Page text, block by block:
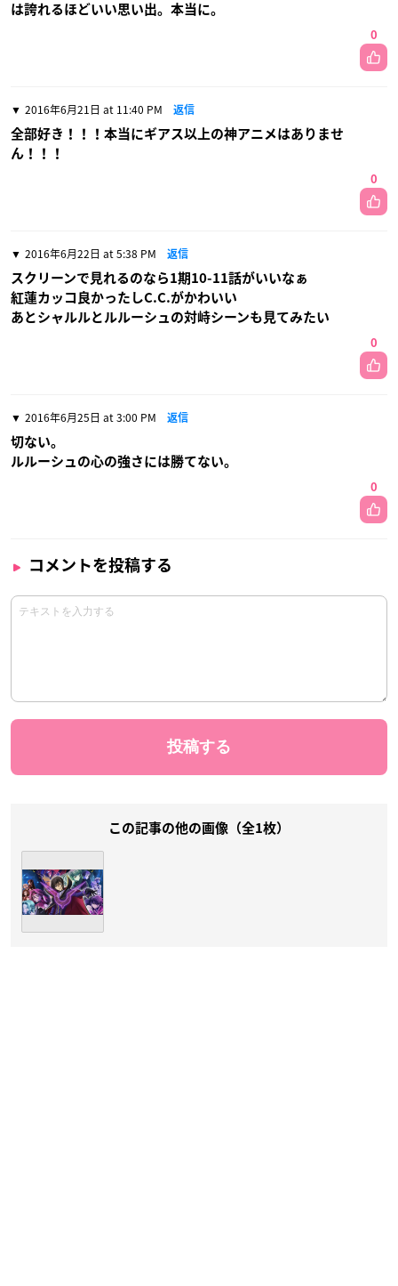
は誇れるほどいい思い出。本当に。
0
2016年6月21日 at 11:40 PM 返信
全部好き！！！本当にギアス以上の神アニメはありませ
ん！！！
0
2016年6月22日 at 5:38 PM 返信
スクリーンで見れるのなら1期10-11話がいいなぁ
紅蓮カッコ良かったしC.C.がかわいい
あとシャルルとルルーシュの対峙シーンも見てみたい
0
2016年6月25日 at 3:00 PM 返信
切ない。
ルルーシュの心の強さには勝てない。
0
コメントを投稿する
この記事の他の画像（全1枚）